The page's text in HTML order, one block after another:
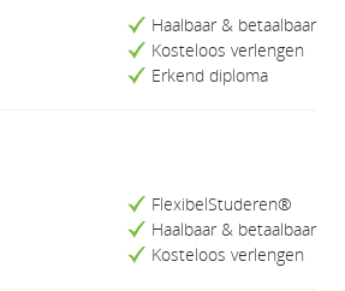
Haalbaar & betaalbaar
Kosteloos verlengen
Erkend diploma
FlexibelStuderen®
Haalbaar & betaalbaar
Kosteloos verlengen